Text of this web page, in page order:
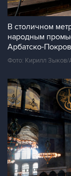
В столичном
народным
Арбатско-
Фото: Кирилл